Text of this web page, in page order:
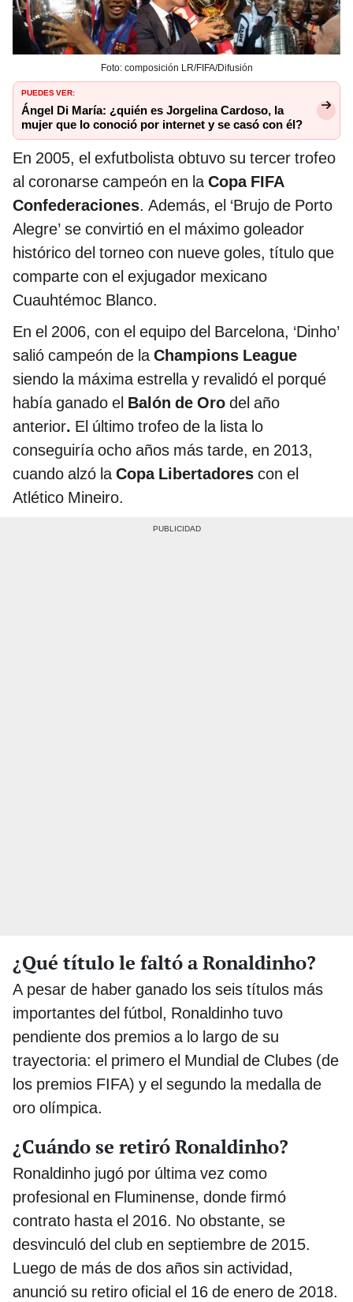
Foto: composición LR/FIFA/Difusión
PUEDES VER:
Ángel Di María: ¿quién es Jorgelina Cardoso, la
mujer que lo conoció por internet y se casó con él?
En 2005, el exfutbolista obtuvo su tercer trofeo
al coronarse campeón en laCopa FIFA
Confederaciones. Además, el ‘Brujo de Porto
Alegre’ se convirtió en el máximo goleador
histórico del torneo con nueve goles, título que
comparte con el exjugador mexicano
Cuauhtémoc Blanco.
En el 2006, con el equipo del Barcelona, ‘Dinho’
salió campeón de laChampions League
siendo la máxima estrella y revalidó el porqué
había ganado el Balón de Oro del año
anterior. El último trofeo de la lista lo
conseguiría ocho años más tarde, en 2013,
cuando alzó laCopa Libertadores con el
Atlético Mineiro.
¿Qué título le faltó a Ronaldinho?
A pesar de haber ganado los seis títulos más
importantes del fútbol, Ronaldinho tuvo
pendiente dos premios a lo largo de su
trayectoria: el primero el Mundial de Clubes (de
los premios FIFA) y el segundo la medalla de
oro olímpica.
¿Cuándo se retiró Ronaldinho?
Ronaldinho jugó por última vez como
profesional en Fluminense, donde firmó
contrato hasta el 2016. No obstante, se
desvinculó del club en septiembre de 2015.
Luego de más de dos años sin actividad,
anunció su retiro oficial el 16 de enero de 2018.